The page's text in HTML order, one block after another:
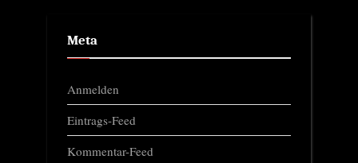
Meta
Anmelden
Eintrags-Feed
Kommentar-Feed